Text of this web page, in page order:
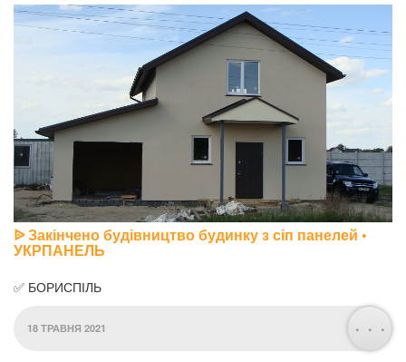
ᐉ Закінчено будівництво будинку з сіп панелей •
УКРПАНЕЛЬ
✅ БОРИСПІЛЬ
18 ТРАВНЯ 2021 . . .